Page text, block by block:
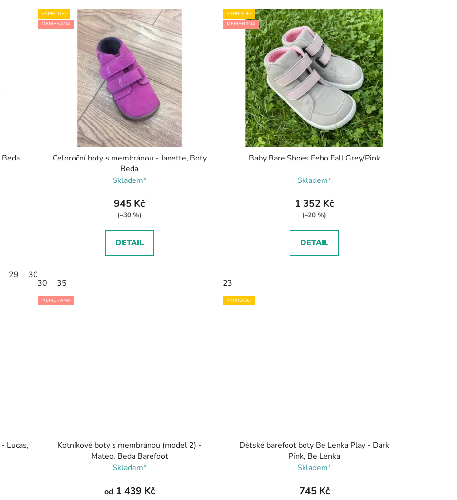
29 30
VÝPRODEJ
MEMBRÁNA
Celoroční boty s membránou - Janette, Boty
Beda
Skladem*
945 Kč
(–30 %)
DETAIL
30 35
VÝPRODEJ
MEMBRÁNA
Baby Bare Shoes Febo Fall Grey/Pink
Skladem*
1 352 Kč
(–20 %)
DETAIL
23
Lucas,
MEMBRÁNA
Kotníkové boty s membránou (model 2) -
Mateo, Beda Barefoot
Skladem*
od 1 439 Kč
VÝPRODEJ
Dětské barefoot boty Be Lenka Play - Dark
Pink, Be Lenka
Skladem*
745 Kč